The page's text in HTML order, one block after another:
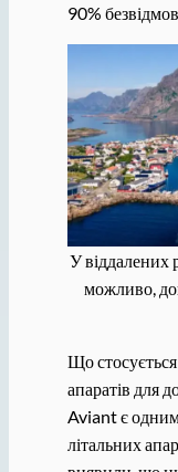
90%
У віддалених
можливо,
Що
апаратів для
Aviant є одним
літальних